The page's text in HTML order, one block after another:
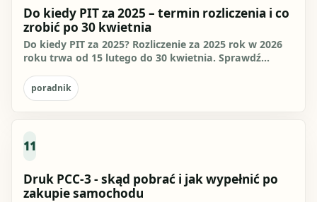
Do kiedy PIT za 2025 – termin rozliczenia i co
zrobić po 30 kwietnia
Do kiedy PIT za 2025? Rozliczenie za 2025 rok w 2026
roku trwa od 15 lutego do 30 kwietnia. Sprawdź
poradnik
11
Druk PCC-3 - skąd pobrać i jak wypełnić po
zakupie samochodu